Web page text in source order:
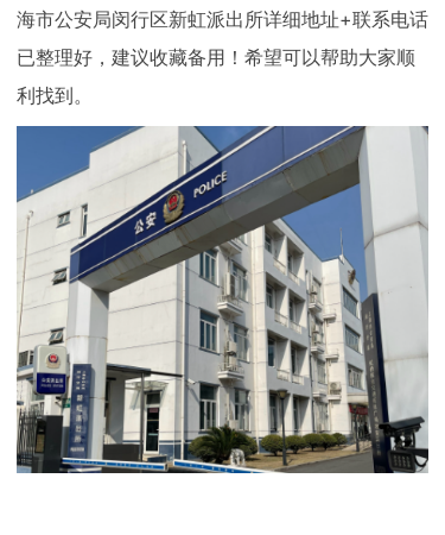
海市公安局闵行区新虹派出所详细地址+联系电话
已整理好，建议收藏备用！希望可以帮助大家顺
利找到。